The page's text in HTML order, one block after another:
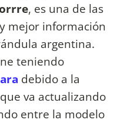
, es una de las
mejor información
argentina.
teniendo
debido a la
va actualizando
entre la modelo